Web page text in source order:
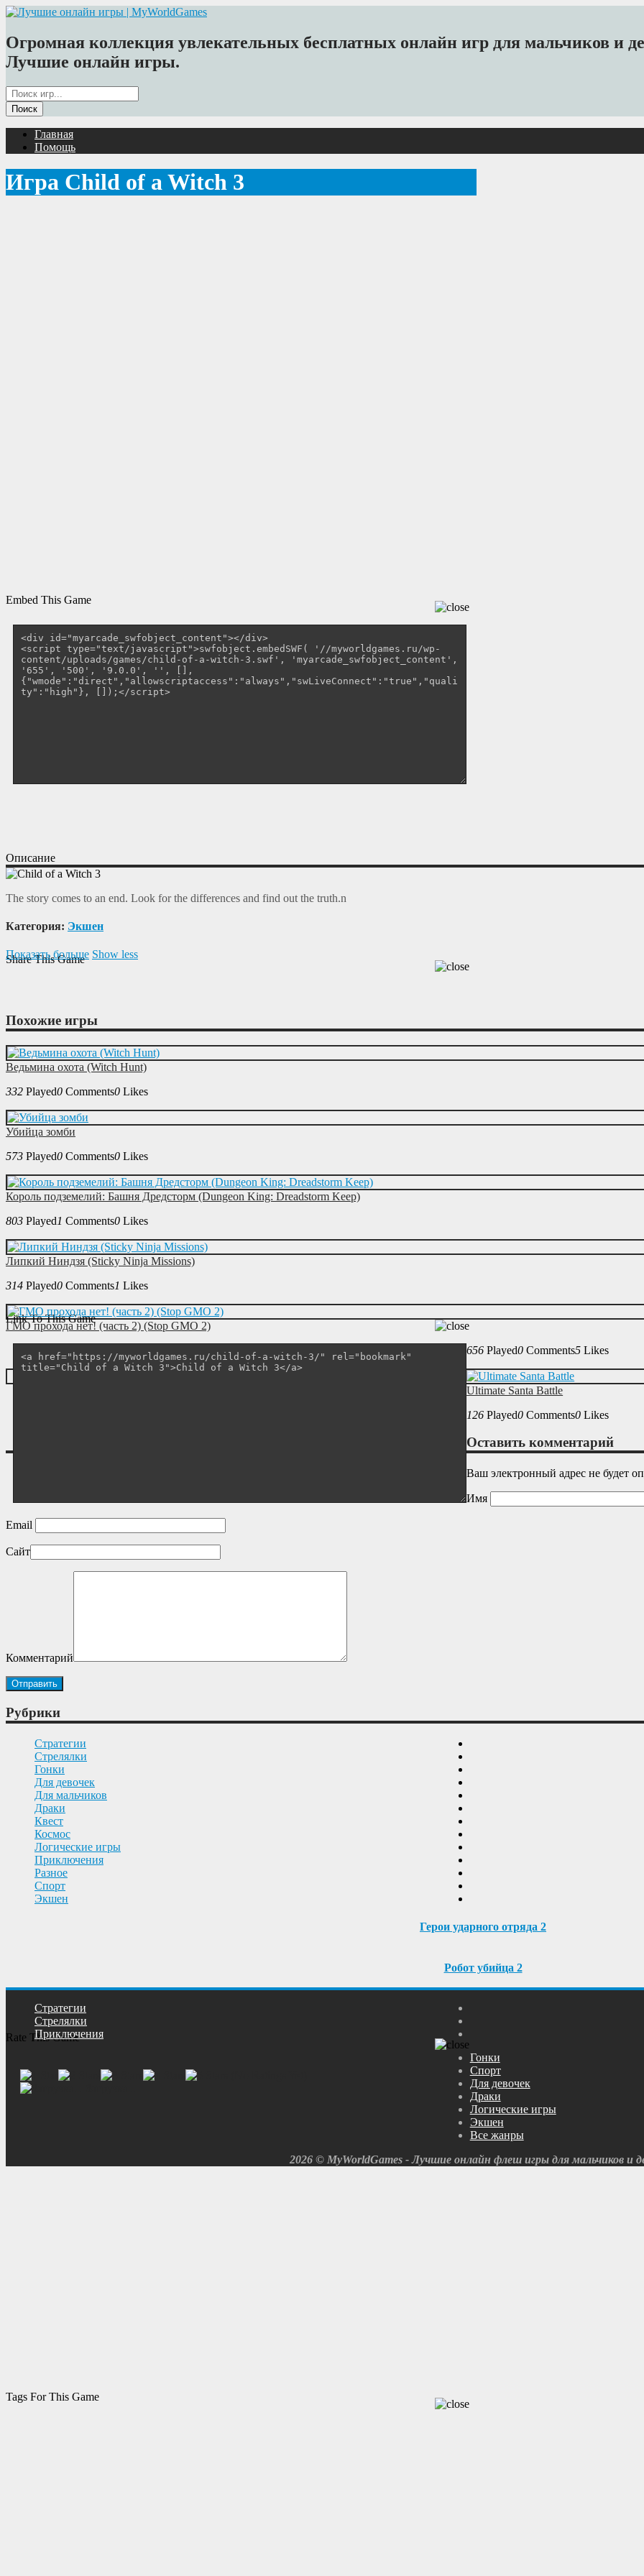
Огромная коллекция увлекательных бесплатных онлайн игр для мальчиков и
Лучшие онлайн игры.
Главная
Помощь
Игра Child of a Witch 3
Embed This Game
Share This Game
Link To This Game
Rate This Game
Tags For This Game
Описание
The story comes to an end. Look for the differences and find out the truth.n
Категория: Экшен
Показать больше Show less
Похожие игры
Ведьмина охота (Witch Hunt)
332 Played0 Comments0 Likes
Убийца зомби
573 Played0 Comments0 Likes
Король подземелий: Башня Дредсторм (Dungeon King: Dreadstorm Keep)
803 Played1 Comments0 Likes
Липкий Ниндзя (Sticky Ninja Missions)
314 Played0 Comments1 Likes
ГМО прохода нет! (часть 2) (Stop GMO 2)
656 Played0 Comments5 Likes
Ultimate Santa Battle
126 Played0 Comments0 Likes
Оставить комментарий
Ваш электронный адрес не будет
Имя
Email
Сайт
Комментарий
Рубрики
Cтратегии
Cтрелялки
Гонки
Для девочек
Для мальчиков
Драки
Квест
Космос
Логические игры
Приключения
Разное
Спорт
Экшен
Герои ударного отряда 2
Робот убийца 2
Cтратегии
Cтрелялки
Приключения
Гонки
Спорт
Для девочек
Драки
Логические игры
Экшен
Все жанры
2026 © MyWorldGames - Лучшие онлайн флеш игры для мальчиков и